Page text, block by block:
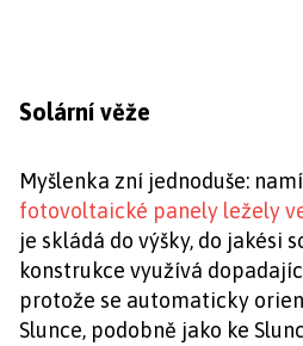
Solární věže
Myšlenka zní jednoduše:
fotovoltaické panely ležely
je skládá do výšky, do jakési
konstrukce využívá
protože se automaticky
Slunce, podobně jako ke